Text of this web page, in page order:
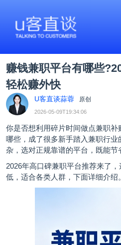
赚钱兼职平台有哪些
轻松赚外快
U客直谈蒜蓉 原创
2026-05-09T19:34:06
你是否想利用碎片时间做点兼职
哪些，成了很多新手踏入兼职行
杂，选对正规靠谱的平台，既能节
2026年高口碑兼职平台推荐来了
低，适合各类人群，下面详细介绍。